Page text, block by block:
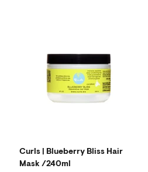
Curls | Blueberry Bliss Hair
Mask /240ml